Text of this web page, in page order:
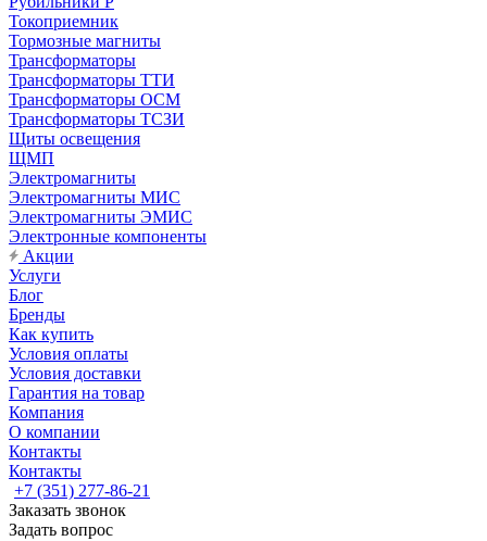
Токоприемник
Тормозные магниты
Трансформаторы
Трансформаторы ТТИ
Трансформаторы ОСМ
Трансформаторы ТСЗИ
Щиты освещения
ЩМП
Электромагниты
Электромагниты МИС
Электромагниты ЭМИС
Электронные компоненты
Акции
Услуги
Блог
Бренды
Как купить
Условия оплаты
Условия доставки
Гарантия на товар
Компания
О компании
Контакты
Контакты
+7 (351) 277-86-21
Заказать звонок
Задать вопрос